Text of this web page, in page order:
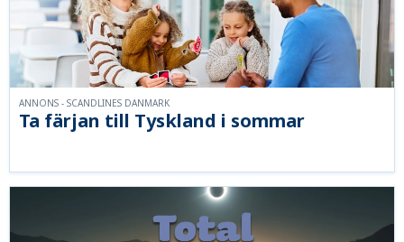
Ta färjan till Tyskland i sommar
ANNONS - SCANDLINES DANMARK